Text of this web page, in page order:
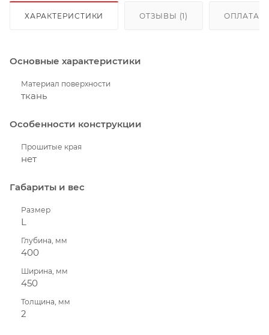
ХАРАКТЕРИСТИКИ ОТЗЫВЫ (1) ОПЛАТА
Основные характеристики
Материал поверхности
ткань
Особенности конструкции
Прошитые края
нет
Габариты и вес
Размер
L
Глубина, мм
400
Ширина, мм
450
Толщина, мм
2